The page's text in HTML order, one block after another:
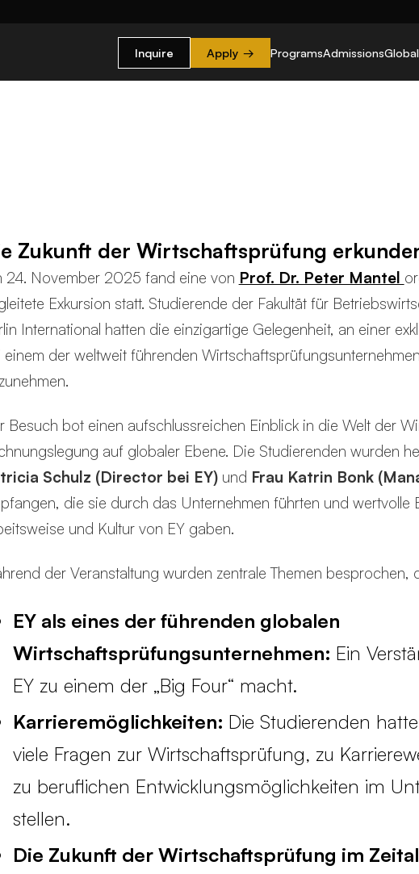
Inquire Apply → ProgramsAdmissionsGlobal
Zukunft der Wirtschaftsprüfung
24. November 2025 fand eine von Prof. Dr. Peter Mantel
Exkursion statt. Studierende der Fakultät für
International hatten die einzigartige Gelegenheit, an einer
einem der weltweit führenden
Besuch bot einen aufschlussreichen Einblick in die Welt der
auf globaler Ebene. Die Studierenden wurden
Schulz (Director bei EY)und Frau Katrin Bonk
die sie durch das Unternehmen führten und wertvolle
und Kultur von EY gaben.
der Veranstaltung wurden zentrale Themen besprochen,
EY als eines der führenden globalen
Wirtschaftsprüfungsunternehmen: Ein
EY zu einem der „Big Four“ macht.
Karrieremöglichkeiten: Die Studierenden
viele Fragen zur Wirtschaftsprüfung, zu
zu beruflichen Entwicklungsmöglichkeiten im
stellen.
Die Zukunft der Wirtschaftsprüfung im